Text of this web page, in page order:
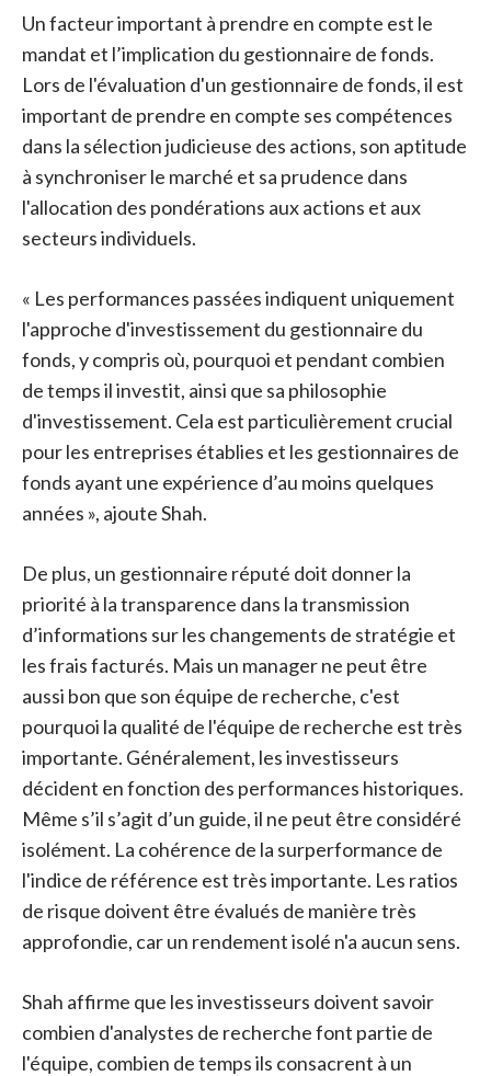
Un facteur important à prendre en compte est le
mandat et l’implication du gestionnaire de fonds.
Lors de l'évaluation d'un gestionnaire de fonds, il est
important de prendre en compte ses compétences
dans la sélection judicieuse des actions, son aptitude
à synchroniser le marché et sa prudence dans
l'allocation des pondérations aux actions et aux
secteurs individuels.
« Les performances passées indiquent uniquement
l'approche d'investissement du gestionnaire du
fonds, y compris où, pourquoi et pendant combien
de temps il investit, ainsi que sa philosophie
d'investissement. Cela est particulièrement crucial
pour les entreprises établies et les gestionnaires de
fonds ayant une expérience d’au moins quelques
années », ajoute Shah.
De plus, un gestionnaire réputé doit donner la
priorité à la transparence dans la transmission
d’informations sur les changements de stratégie et
les frais facturés. Mais un manager ne peut être
aussi bon que son équipe de recherche, c'est
pourquoi la qualité de l'équipe de recherche est très
importante. Généralement, les investisseurs
décident en fonction des performances historiques.
Même s’il s’agit d’un guide, il ne peut être considéré
isolément. La cohérence de la surperformance de
l'indice de référence est très importante. Les ratios
de risque doivent être évalués de manière très
approfondie, car un rendement isolé n'a aucun sens.
Shah affirme que les investisseurs doivent savoir
combien d'analystes de recherche font partie de
l'équipe, combien de temps ils consacrent à un